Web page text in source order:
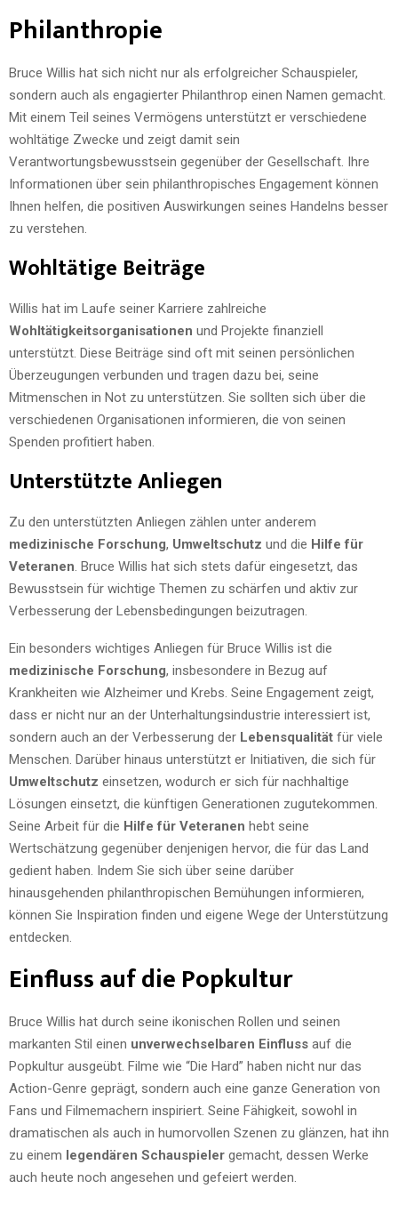
Philanthropie
Bruce Willis hat sich nicht nur als erfolgreicher Schauspieler,
sondern auch als engagierter Philanthrop einen Namen gemacht.
Mit einem Teil seines Vermögens unterstützt er verschiedene
wohltätige Zwecke und zeigt damit sein
Verantwortungsbewusstsein gegenüber der Gesellschaft. Ihre
Informationen über sein philanthropisches Engagement können
Ihnen helfen, die positiven Auswirkungen seines Handelns besser
zu verstehen.
Wohltätige Beiträge
Willis hat im Laufe seiner Karriere zahlreiche
Wohltätigkeitsorganisationen und Projekte finanziell
unterstützt. Diese Beiträge sind oft mit seinen persönlichen
Überzeugungen verbunden und tragen dazu bei, seine
Mitmenschen in Not zu unterstützen. Sie sollten sich über die
verschiedenen Organisationen informieren, die von seinen
Spenden profitiert haben.
Unterstützte Anliegen
Zu den unterstützten Anliegen zählen unter anderem
medizinische Forschung, Umweltschutz und die Hilfe für
Veteranen . Bruce Willis hat sich stets dafür eingesetzt, das
Bewusstsein für wichtige Themen zu schärfen und aktiv zur
Verbesserung der Lebensbedingungen beizutragen.
Ein besonders wichtiges Anliegen für Bruce Willis ist die
medizinische Forschung, insbesondere in Bezug auf
Krankheiten wie Alzheimer und Krebs. Seine Engagement zeigt,
dass er nicht nur an der Unterhaltungsindustrie interessiert ist,
sondern auch an der Verbesserung der Lebensqualität für viele
Menschen. Darüber hinaus unterstützt er Initiativen, die sich für
Umweltschutz einsetzen, wodurch er sich für nachhaltige
Lösungen einsetzt, die künftigen Generationen zugutekommen.
Seine Arbeit für die Hilfe für Veteranen hebt seine
Wertschätzung gegenüber denjenigen hervor, die für das Land
gedient haben. Indem Sie sich über seine darüber
hinausgehenden philanthropischen Bemühungen informieren,
können Sie Inspiration finden und eigene Wege der Unterstützung
entdecken.
Einfluss auf die Popkultur
Bruce Willis hat durch seine ikonischen Rollen und seinen
markanten Stil einen unverwechselbaren Einfluss auf die
Popkultur ausgeübt. Filme wie “Die Hard” haben nicht nur das
Action-Genre geprägt, sondern auch eine ganze Generation von
Fans und Filmemachern inspiriert. Seine Fähigkeit, sowohl in
dramatischen als auch in humorvollen Szenen zu glänzen, hat ihn
zu einem legendären Schauspieler gemacht, dessen Werke
auch heute noch angesehen und gefeiert werden.